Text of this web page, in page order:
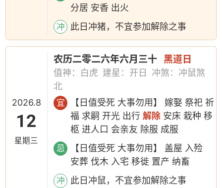
分居 安香 出火
冲 此日冲猪，不宜参加解除之事
2026.8
12
星期三
农历二零二六年六月三十 黑道日
值神：白虎 建星：开日
冲煞：冲鼠煞
北
宜
【日值受死 大事勿用】 嫁娶 祭祀 祈
福 求嗣 开光 出行解除 安床 栽种 移
柩 进人口 会亲友 除服 成服
忌
【日值受死 大事勿用】 盖屋 入殓
安葬 伐木 入宅 移徙 置产 纳畜
冲 此日冲鼠，不宜参加解除之事